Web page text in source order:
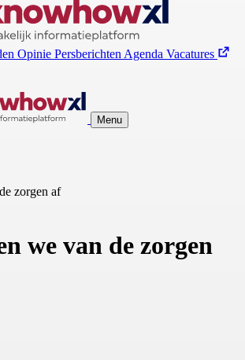
Opinie Persberichten Agenda Vacatures
Menu
zorgen af
we van de zorgen